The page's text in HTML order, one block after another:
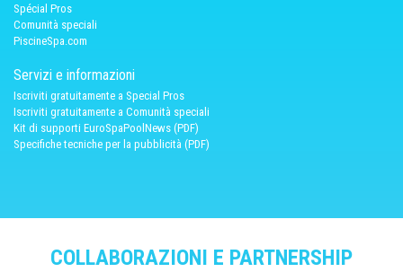
Spécial Pros
Comunità speciali
PiscineSpa.com
Servizi e informazioni
Iscriviti gratuitamente a Special Pros
Iscriviti gratuitamente a Comunità speciali
Kit di supporti EuroSpaPoolNews (PDF)
Specifiche tecniche per la pubblicità (PDF)
COLLABORAZIONI E PARTNERSHIP